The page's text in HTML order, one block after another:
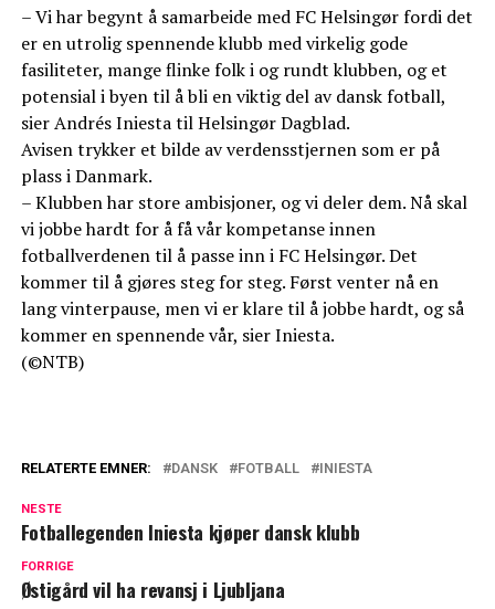
– Vi har begynt å samarbeide med FC Helsingør fordi det
er en utrolig spennende klubb med virkelig gode
fasiliteter, mange flinke folk i og rundt klubben, og et
potensial i byen til å bli en viktig del av dansk fotball,
sier Andrés Iniesta til Helsingør Dagblad.
Avisen trykker et bilde av verdensstjernen som er på
plass i Danmark.
– Klubben har store ambisjoner, og vi deler dem. Nå skal
vi jobbe hardt for å få vår kompetanse innen
fotballverdenen til å passe inn i FC Helsingør. Det
kommer til å gjøres steg for steg. Først venter nå en
lang vinterpause, men vi er klare til å jobbe hardt, og så
kommer en spennende vår, sier Iniesta.
(©NTB)
RELATERTE EMNER: DANSK FOTBALL INIESTA
NESTE
Fotballegenden Iniesta kjøper dansk klubb
FORRIGE
Østigård vil ha revansj i Ljubljana